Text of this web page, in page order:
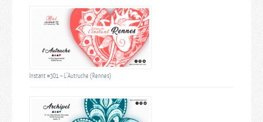
Instant #301 – L’Autruche (Rennes)